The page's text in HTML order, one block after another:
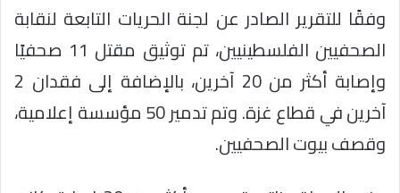
وفقًا للتقرير الصادر عن لجنة الحريات التابعة لنقابة
الصحفيين الفلسطينيين، تم توثيق مقتل 11 صحفيًا
وإصابة أكثر من 20 آخرين، بالإضافة إلى فقدان 2
آخرين في قطاع غزة. وتم تدمير 50 مؤسسة إعلامية،
وقصف بيوت الصحفيين.